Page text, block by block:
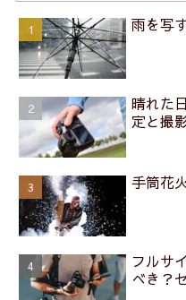
雨を写
晴れた
定と撮
手筒花
フルサ
べき？